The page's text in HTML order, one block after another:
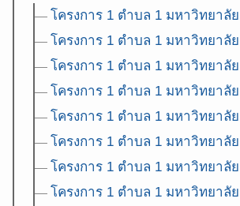
โครงการ 1 ตำบล 1 มหาวิทยาลั
โครงการ 1 ตำบล 1 มหาวิทยาลั
โครงการ 1 ตำบล 1 มหาวิทยาลั
โครงการ 1 ตำบล 1 มหาวิทยาลั
โครงการ 1 ตำบล 1 มหาวิทยาลั
โครงการ 1 ตำบล 1 มหาวิทยาลั
โครงการ 1 ตำบล 1 มหาวิทยาลั
โครงการ 1 ตำบล 1 มหาวิทยาลั